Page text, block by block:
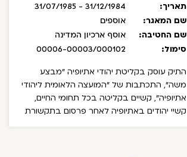
תאריך:
31/12/1984 - 31/07/1985
שם המאגר:
אוספים
שם החטיבה:
אוסף ארכיון המדינה
סימול:
00006-00003/000102
התיק עוסק בקליטת יהודי אתיופיה "מבצע
משה", התכתבות של "המועצה הלאומית ליהודי
אתיופיה", קשיים בקליטה בכל תחומי החיים,
קשיי יהודים באתיופיה לאחר פרסום בתקשורת